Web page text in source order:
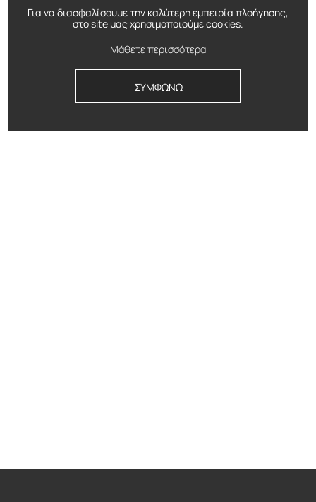
Για να διασφαλίσουμε την καλύτερη εμπειρία πλοήγησης,
στο site μας χρησιμοποιούμε cookies.
Μάθετε περισσότερα
ΣΥΜΦΩΝΩ